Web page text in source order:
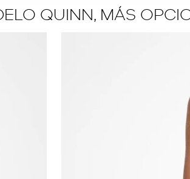
QUINN, MÁS